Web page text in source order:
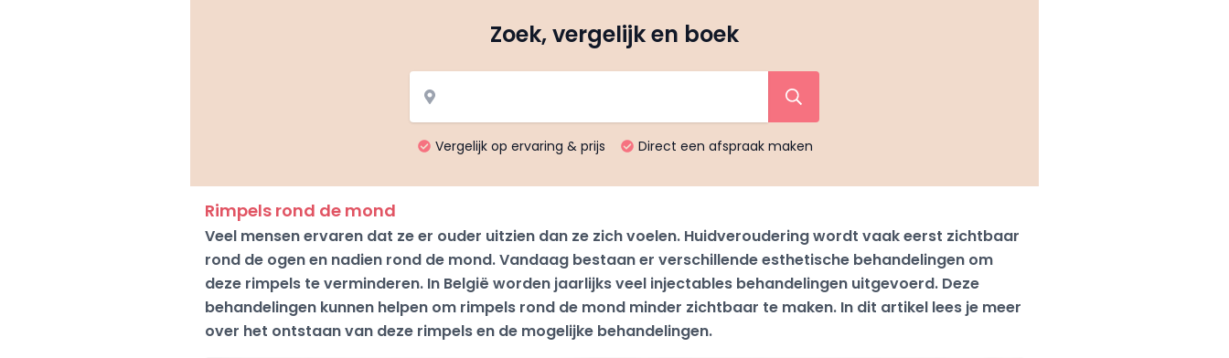
Zoek, vergelijk en boek
Vergelijk op ervaring & prijs Direct een afspraak maken
Rimpels rond de mond
Veel mensen ervaren dat ze er ouder uitzien dan ze zich voelen. Huidveroudering wordt vaak eerst zichtbaar
rond de ogen en nadien rond de mond. Vandaag bestaan er verschillende esthetische behandelingen om
deze rimpels te verminderen. In België worden jaarlijks veel injectables behandelingen uitgevoerd. Deze
behandelingen kunnen helpen om rimpels rond de mond minder zichtbaar te maken. In dit artikel lees je meer
over het ontstaan van deze rimpels en de mogelijke behandelingen.